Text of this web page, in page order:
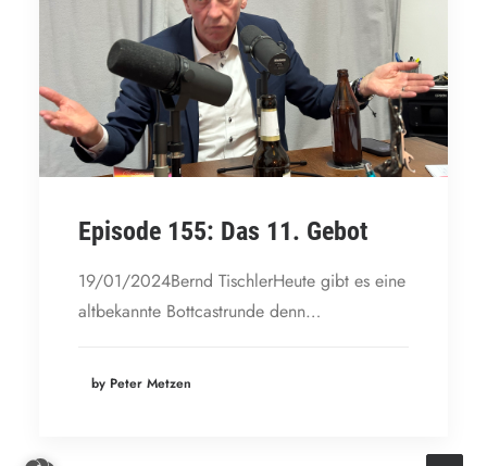
Episode 155: Das 11. Gebot
19/01/2024Bernd TischlerHeute gibt es eine
altbekannte Bottcastrunde denn…
by Peter Metzen